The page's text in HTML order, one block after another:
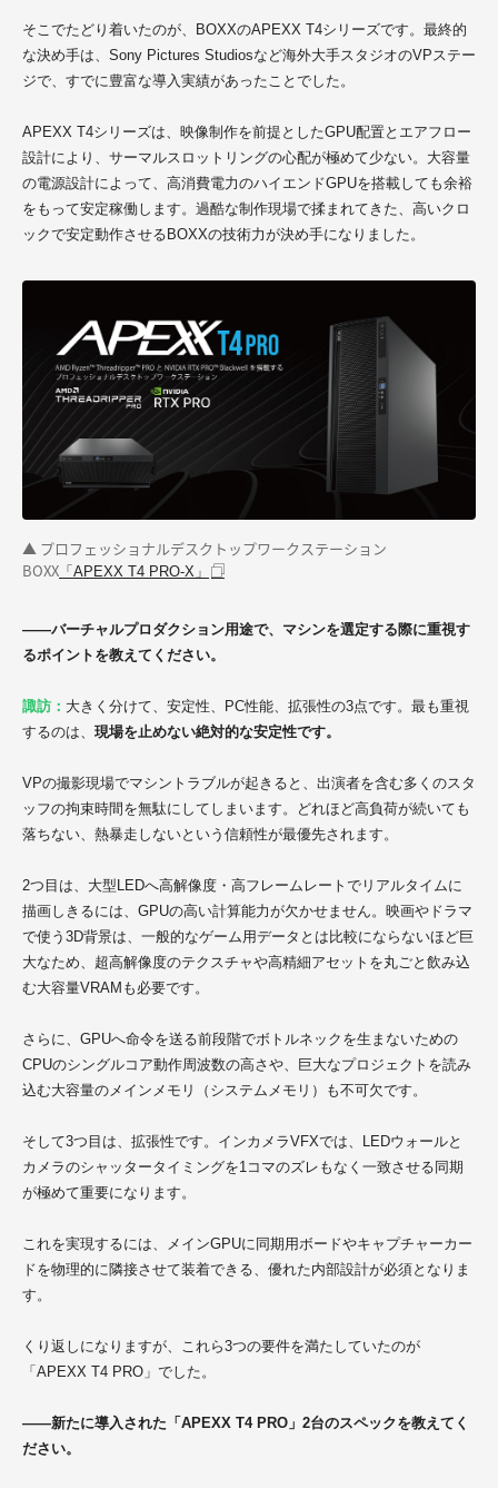
そこでたどり着いたのが、BOXXのAPEXX T4シリーズです。最終的
な決め手は、Sony Pictures Studiosなど海外大手スタジオのVPステー
ジで、すでに豊富な導入実績があったことでした。
APEXX T4シリーズは、映像制作を前提としたGPU配置とエアフロー
設計により、サーマルスロットリングの心配が極めて少ない。大容量
の電源設計によって、高消費電力のハイエンドGPUを搭載しても余裕
をもって安定稼働します。過酷な制作現場で揉まれてきた、高いクロ
ックで安定動作させるBOXXの技術力が決め手になりました。
▲ プロフェッショナルデスクトップワークステーション
BOXX 「APEXX T4 PRO-X」
——バーチャルプロダクション用途で、マシンを選定する際に重視す
るポイントを教えてください。
諏訪： 大きく分けて、安定性、PC性能、拡張性の3点です。最も重視
するのは、 現場を止めない絶対的な安定性です。
VPの撮影現場でマシントラブルが起きると、出演者を含む多くのスタ
ッフの拘束時間を無駄にしてしまいます。どれほど高負荷が続いても
落ちない、熱暴走しないという信頼性が最優先されます。
2つ目は、大型LEDへ高解像度・高フレームレートでリアルタイムに
描画しきるには、GPUの高い計算能力が欠かせません。映画やドラマ
で使う3D背景は、一般的なゲーム用データとは比較にならないほど巨
大なため、超高解像度のテクスチャや高精細アセットを丸ごと飲み込
む大容量VRAMも必要です。
さらに、GPUへ命令を送る前段階でボトルネックを生まないための
CPUのシングルコア動作周波数の高さや、巨大なプロジェクトを読み
込む大容量のメインメモリ（システムメモリ）も不可欠です。
そして3つ目は、拡張性です。インカメラVFXでは、LEDウォールと
カメラのシャッタータイミングを1コマのズレもなく一致させる同期
が極めて重要になります。
これを実現するには、メインGPUに同期用ボードやキャプチャーカー
ドを物理的に隣接させて装着できる、優れた内部設計が必須となりま
す。
くり返しになりますが、これら3つの要件を満たしていたのが
「APEXX T4 PRO」でした。
——新たに導入された「APEXX T4 PRO」2台のスペックを教えてく
ださい。